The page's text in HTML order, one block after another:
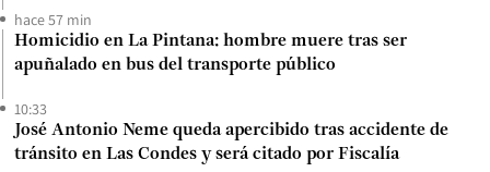
hace 57 min
Homicidio en La Pintana: hombre muere tras ser
apuñalado en bus del transporte público
10:33
José Antonio Neme queda apercibido tras accidente de
tránsito en Las Condes y será citado por Fiscalía